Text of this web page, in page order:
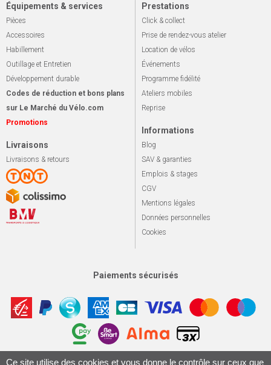
Équipements & services
Pièces
Accessoires
Habillement
Outillage et Entretien
Développement durable
Codes de réduction et bons plans
sur Le Marché du Vélo.com
Promotions
Livraisons
Livraisons & retours
Prestations
Click & collect
Prise de rendez-vous atelier
Location de vélos
Événements
Programme fidélité
Ateliers mobiles
Reprise
Informations
Blog
SAV & garanties
Emplois & stages
CGV
Mentions légales
Données personnelles
Cookies
Paiements sécurisés
Ce site utilise des cookies et vous donne le contrôle sur ceux que